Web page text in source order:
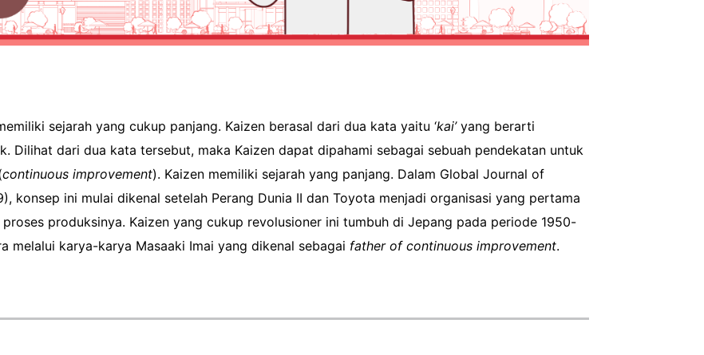
sejarah yang cukup panjang. Kaizen berasal dari dua kata yaitu ‘kai’ yang berarti
Dilihat dari dua kata tersebut, maka Kaizen dapat dipahami sebagai sebuah pendekatan untuk
continuous improvement). Kaizen memiliki sejarah yang panjang. Dalam Global Journal of
konsep ini mulai dikenal setelah Perang Dunia II dan Toyota menjadi organisasi yang pertama
produksinya. Kaizen yang cukup revolusioner ini tumbuh di Jepang pada periode 1950-
melalui karya-karya Masaaki Imai yang dikenal sebagai father of continuous improvement.